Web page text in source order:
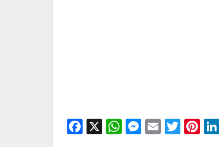
Facebook
X WhatsApp
Messenger
Email